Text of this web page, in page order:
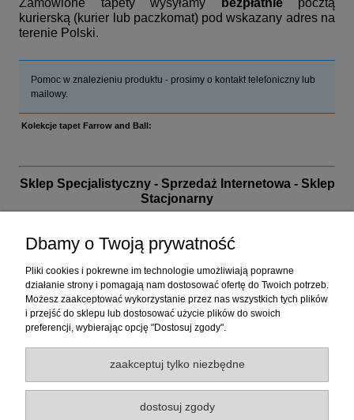
Zamówione tapety wysyłamy bezpłatniepocztą
kurierską (kurier lub paczkomat) pod wskazany adres na
terenie Polski.
Pomoc w znalezieniu produktu - prosimy o kontakt telefoniczny lub
mailowy.
Kolekcje tapet Farrow and Ball:
Sklep Specjalistyczny - Sprzedaż Internetowa - Sklep
Stacjonarny
Wilgą 15 (na granicy Krakowa)
+48 12 26 06 050 | poniedziałek - piątek od 10 do 17 |
sklep@tapety.com.pl| +48 737 333 255
zapraszamy również w inne dni i godziny po
klientów. Poświęć nam choćby chwilę - my poświęcimy
Ci cały nasz czas.
Dbamy o Twoją prywatność
Pliki cookies i pokrewne im technologie umożliwiają poprawne
działanie strony i pomagają nam dostosować ofertę do Twoich potrzeb.
Możesz zaakceptować wykorzystanie przez nas wszystkich tych plików
i przejść do sklepu lub dostosować użycie plików do swoich
preferencji, wybierając opcję "Dostosuj zgody".
zaakceptuj tylko niezbędne
dostosuj zgody